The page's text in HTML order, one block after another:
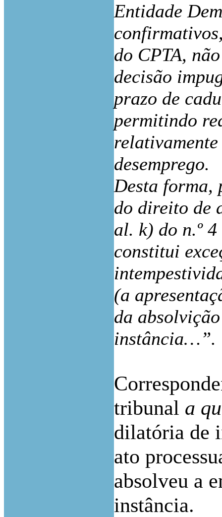
Entidade
do CPTA,
decisão
prazo de
permitindo
desemprego.
Desta forma,
do direito de
al. k) do n.º
constitui
(a
da
instância…”.
tribunal a
dilatória de
ato
absolveu a
instância.